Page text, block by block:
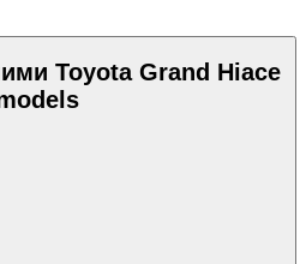
Toyota Grand Hiace